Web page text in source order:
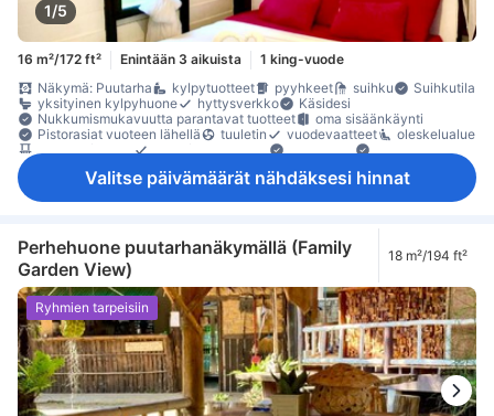
1/5
16 m²/172 ft² Enintään 3 aikuista
1 king-vuode
Näkymä: Puutarha
kylpytuotteet pyyhkeet suihku
Suihkutila
yksityinen kylpyhuone
hyttysverkko
Käsidesi
Nukkumismukavuutta parantavat tuotteet
oma sisäänkäynti
Pistorasiat vuoteen lähellä
tuuletin vuodevaatteet
oleskelualue
Turvaominaisuudet
Valitse päivämäärät nähdäksesi hinnat
Perhehuone puutarhanäkymällä (Family
Garden View)
18 m²/194 ft²
Ryhmien tarpeisiin